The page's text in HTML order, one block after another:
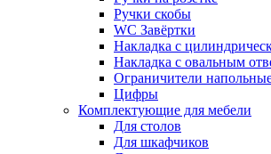
Ручки скобы
WC Завёртки
Накладка с
Накладка с овальным
Ограничители
Цифры
Комплектующие для мебели
Для столов
Для шкафчиков